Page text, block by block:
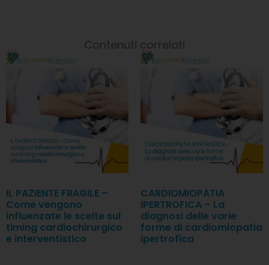
Contenuti correlati
IL PAZIENTE FRAGILE –
Come vengono
influenzate le scelte sul
timing cardiochirurgico
e interventistico
CARDIOMIOPATIA
IPERTROFICA – La
diagnosi delle varie
forme di cardiomiopatia
ipertrofica